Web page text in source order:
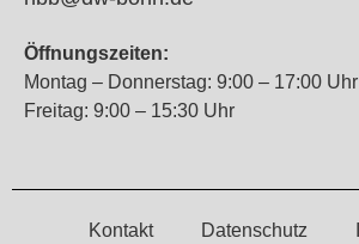
Öffnungszeiten:
Montag – Donnerstag: 9:00 – 17:00 Uhr
Freitag: 9:00 – 15:30 Uhr
Kontakt Datenschutz